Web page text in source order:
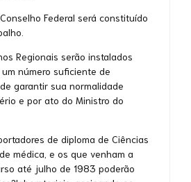
Federal será constituído
Regionais serão instalados
número suficiente de
garantir sua normalidade
e por ato do Ministro do
de diploma de Ciências
médica, e os que venham a
até julho de 1983 poderão